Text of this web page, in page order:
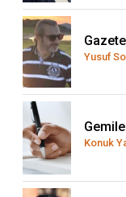
Yusuf
Konuk